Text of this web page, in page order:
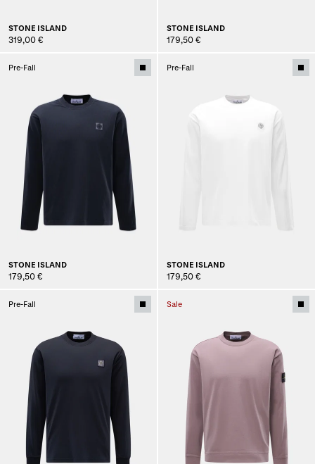
STONE ISLAND
319,00 €
STONE ISLAND
179,50 €
Pre-Fall
STONE ISLAND
179,50 €
Pre-Fall
STONE ISLAND
179,50 €
Pre-Fall Sale